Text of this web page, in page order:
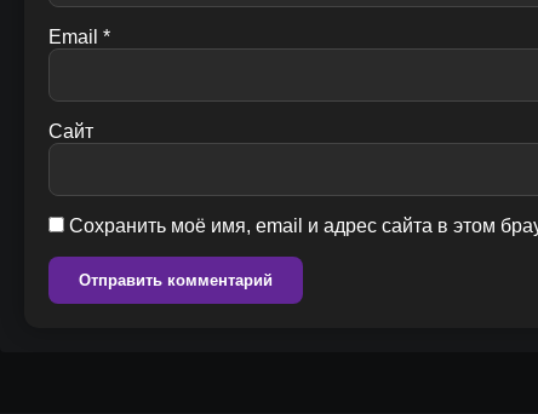
Email *
Сайт
Сохранить моё имя, email и адрес сайта в этом